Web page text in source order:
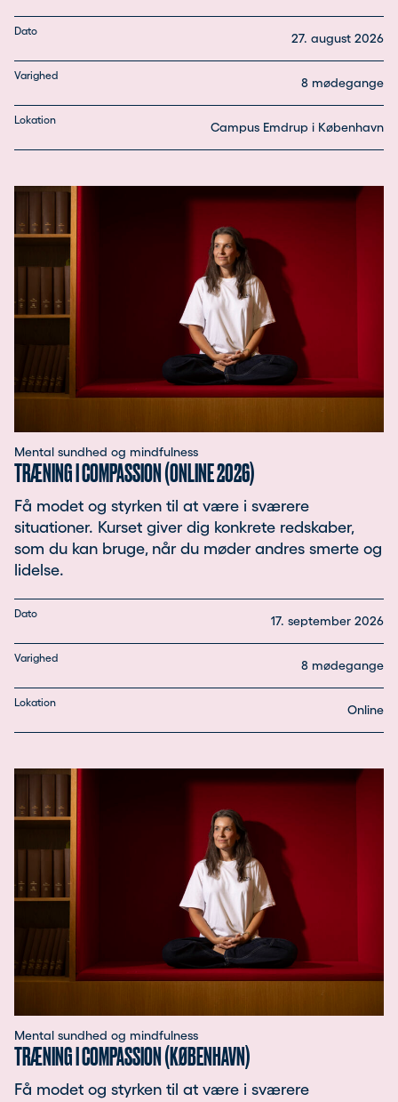
Dato
27. august 2026
Varighed
8 mødegange
Lokation
Campus Emdrup i København
Mental sundhed og mindfulness
TRÆNING I COMPASSION (ONLINE 2026)
Få modet og styrken til at være i sværere
situationer. Kurset giver dig konkrete redskaber,
som du kan bruge, når du møder andres smerte og
lidelse.
Dato
17. september 2026
Varighed
8 mødegange
Lokation
Online
Mental sundhed og mindfulness
TRÆNING I COMPASSION (KØBENHAVN)
Få modet og styrken til at være i sværere